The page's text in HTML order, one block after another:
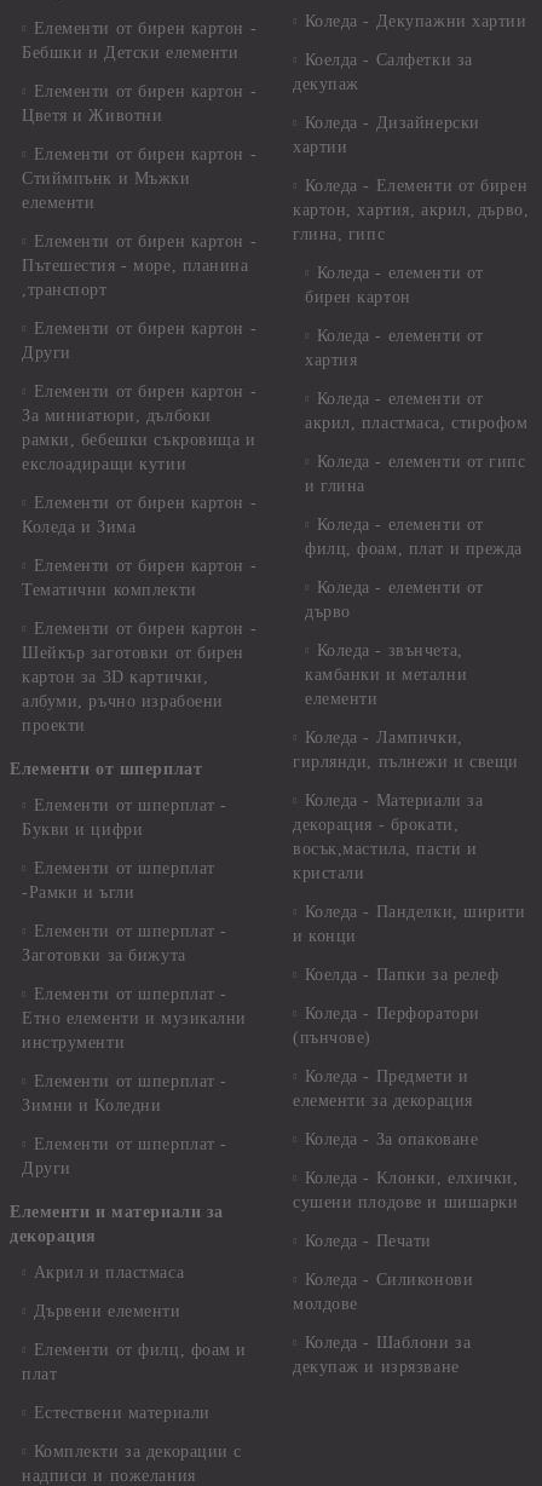
Елементи от бирен картон -
Бебшки и Детски елементи
Елементи от бирен картон -
Цветя и Животни
Елементи от бирен картон -
Стиймпънк и Мъжки
елементи
Елементи от бирен картон -
Пътешестия - море, планина
,транспорт
Елементи от бирен картон -
Други
Елементи от бирен картон -
За миниатюри, дълбоки
рамки, бебешки съкровища и
екслоадиращи кутии
Елементи от бирен картон -
Коледа и Зима
Елементи от бирен картон -
Тематични комплекти
Елементи от бирен картон -
Шейкър заготовки от бирен
картон за 3D картички,
албуми, ръчно израбоени
проекти
Елементи от шперплат
Елементи от шперплат -
Букви и цифри
Елементи от шперплат
-Рамки и ъгли
Елементи от шперплат -
Заготовки за бижута
Елементи от шперплат -
Етно елементи и музикални
инструменти
Елементи от шперплат -
Зимни и Коледни
Елементи от шперплат -
Други
Елементи и материали за
декорация
Акрил и пластмаса
Дървени елементи
Елементи от филц, фоам и
плат
Естествени материали
Комплекти за декорации с
надписи и пожелания
Коледа - Декупажни хартии
Коелда - Салфетки за
декупаж
Коледа - Дизайнерски
хартии
Коледа - Eлементи от бирен
картон, хартия, акрил, дърво,
глина, гипс
Коледа - елементи от
бирен картон
Коледа - елементи от
хартия
Коледа - елементи от
акрил, пластмаса, стирофом
Коледа - елементи от гипс
и глина
Коледа - елементи от
филц, фоам, плат и прежда
Коледа - елементи от
дърво
Коледа - звънчета,
камбанки и метални
елементи
Коледа - Лампички,
гирлянди, пълнежи и свещи
Коледа - Материали за
декорация - брокати,
восък,мастила, пасти и
кристали
Коледа - Панделки, ширити
и конци
Коелда - Папки за релеф
Коледа - Перфоратори
(пънчове)
Коледа - Предмети и
елементи за декорация
Коледа - За опаковане
Коледа - Kлонки, елхички,
сушени плодове и шишарки
Коледа - Печати
Коледа - Силиконови
молдове
Коледа - Шаблони за
декупаж и изрязване